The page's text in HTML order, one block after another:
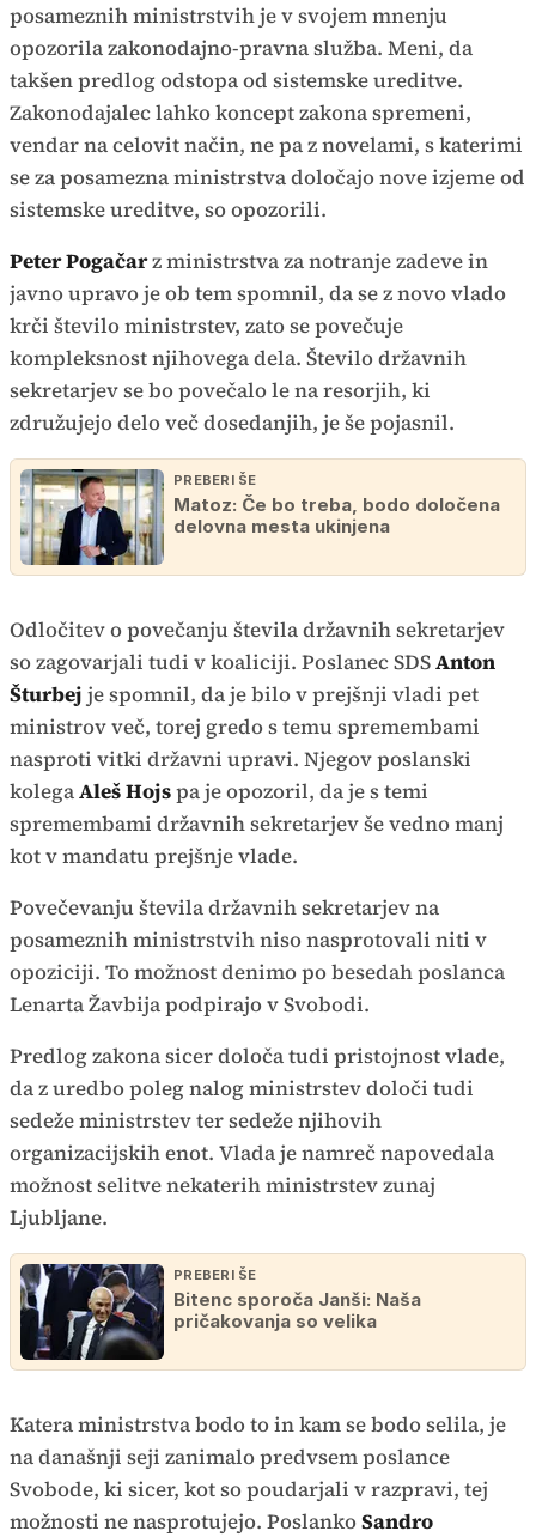
posameznih ministrstvih je v svojem mnenju
opozorila zakonodajno-pravna služba. Meni, da
takšen predlog odstopa od sistemske ureditve.
Zakonodajalec lahko koncept zakona spremeni,
vendar na celovit način, ne pa z novelami, s katerimi
se za posamezna ministrstva določajo nove izjeme od
sistemske ureditve, so opozorili.
Peter Pogačarz ministrstva za notranje zadeve in
javno upravo je ob tem spomnil, da se z novo vlado
krči število ministrstev, zato se povečuje
kompleksnost njihovega dela. Število državnih
sekretarjev se bo povečalo le na resorjih, ki
združujejo delo več dosedanjih, je še pojasnil.
PREBERI ŠE
Matoz: Če bo treba, bodo določena
delovna mesta ukinjena
Odločitev o povečanju števila državnih sekretarjev
so zagovarjali tudi v koaliciji. Poslanec SDSAnton
Šturbej je spomnil, da je bilo v prejšnji vladi pet
ministrov več, torej gredo s temu spremembami
nasproti vitki državni upravi. Njegov poslanski
kolegaAleš Hojspa je opozoril, da je s temi
spremembami državnih sekretarjev še vedno manj
kot v mandatu prejšnje vlade.
Povečevanju števila državnih sekretarjev na
posameznih ministrstvih niso nasprotovali niti v
opoziciji. To možnost denimo po besedah poslanca
Lenarta Žavbija podpirajo v Svobodi.
Predlog zakona sicer določa tudi pristojnost vlade,
da z uredbo poleg nalog ministrstev določi tudi
sedeže ministrstev ter sedeže njihovih
organizacijskih enot. Vlada je namreč napovedala
možnost selitve nekaterih ministrstev zunaj
Ljubljane.
PREBERI ŠE
Bitenc sporoča Janši: Naša
pričakovanja so velika
Katera ministrstva bodo to in kam se bodo selila, je
na današnji seji zanimalo predvsem poslance
Svobode, ki sicer, kot so poudarjali v razpravi, tej
možnosti ne nasprotujejo. PoslankoSandro